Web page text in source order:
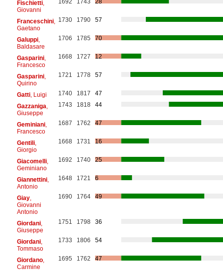
Fischietti,
Giovanni
1692 1743 28
Franceschini,
Gaetano
1730 1790 57
Galuppi,
Baldasare
1706 1785 70
Gasparini,
Francesco
1668 1727 12
Gasparini,
Quirino
1721 1778 57
Gatti, Luigi 1740 1817
47
Gazzaniga
Giuseppe
1743 1818 44
Geminiani,
Francesco
1687 1762 47
Gentili,
Giorgio
1668 1731 16
Giacomelli,
Geminiano
1692 1740 25
Giannettini,
Antonio
1648 1721 6
Giay,
Giovanni
Antonio
1690 1764 49
Giordani,
Giuseppe
1751 1798 36
Giordani,
Tommaso
1733 1806 54
Giordano,
Carmine
1695 1762 47